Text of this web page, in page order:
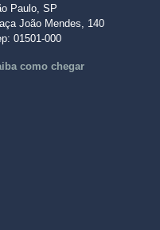
Paulo, SP
João Mendes, 140
01501-000
como chegar